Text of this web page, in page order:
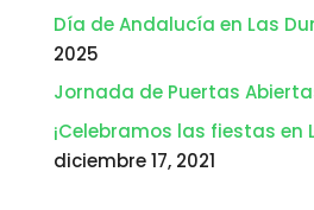
Día de Andalucía en Las
2025
Jornada de Puertas
¡Celebramos las fiestas en
diciembre 17, 2021